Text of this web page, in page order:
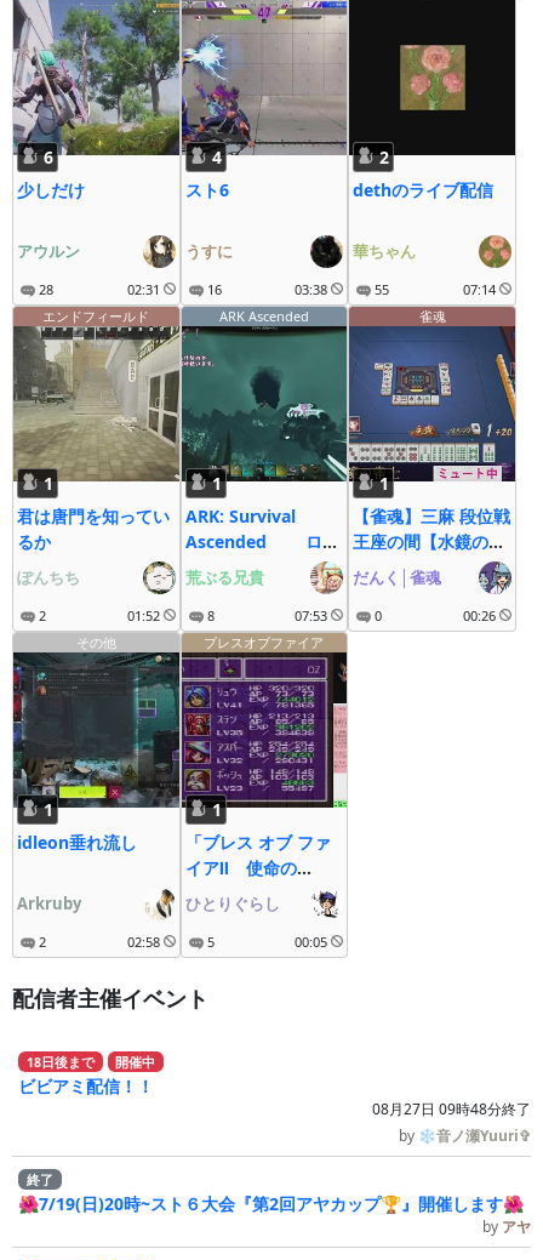
6
少しだけ
アウルン
28 02:31
4
スト6
うすに
16 03:38
2
dethのライブ配信
華ちゃん
55
07:14
エンドフィールド
1
君は唐門を知ってい
るか
ぽんちち
2 01:52
ARK Ascended
1
ARK: Survival
Ascended ロー
カル/Steam/じぇね
しす１
荒ぶる兄貴
8 07:53
雀魂
1
【雀魂】三麻 段位戦
王座の間【水鏡の雀
士】
だんく│雀魂
0
00:26
その他
1
idleon垂れ流し
Arkruby
2 02:58
ブレスオブファイア
1
「ブレス オブ ファ
イアⅡ 使命の
子」 黙々まったり
初見プレイ 第41回
ひとりぐらし
5 00:05
配信者主催イベント
18日後まで 開催中
ビビアミ配信！！
08月27日 09時48分終了
by ❄音ノ瀬Yuuri✞
終了
🌺7/19(日)20時~スト６大会『第2回アヤカップ🏆』開催します🌺
by アヤ